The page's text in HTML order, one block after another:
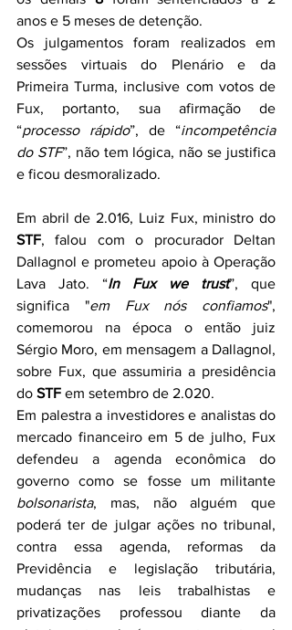
anos e 5 meses de detenção.
Os julgamentos foram realizados em
sessões virtuais do Plenário e da
Primeira Turma, inclusive com votos de
Fux, portanto, sua afirmação de
“processo rápido”, de “incompetência
do STF”, não tem lógica, não se justifica
e ficou desmoralizado.
STF, falou com o procurador Deltan
Dallagnol e prometeu apoio à Operação
Lava Jato. “In Fux we trust”, que
significa "em Fux nós confiamos",
comemorou na época o então juiz
Sérgio Moro, em mensagem a Dallagnol,
sobre Fux, que assumiria a presidência
do STF em setembro de 2.020.
Em palestra a investidores e analistas do
mercado financeiro em 5 de julho, Fux
defendeu a agenda econômica do
bolsonarista, mas, não alguém que
poderá ter de julgar ações no tribunal,
contra essa agenda, reformas da
Previdência e legislação tributária,
mudanças nas leis trabalhistas e
privatizações professou diante da